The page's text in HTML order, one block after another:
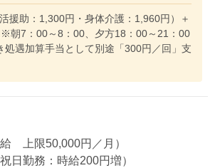
援助：1,300円・身体介護：1,960円）＋
朝7：00～8：00、夕方18：00～21：00
処遇加算手当として別途「300円／回」支
上限50,000円／月）
日勤務：時給200円増）